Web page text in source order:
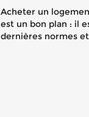
Acheter un
est un bon plan : il
dernières normes